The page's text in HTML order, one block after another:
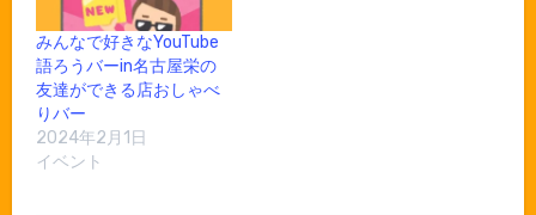
みんなで好きなYouTube
語ろうバーin名古屋栄の
友達ができる店おしゃべ
りバー
2024年2月1日
イベント